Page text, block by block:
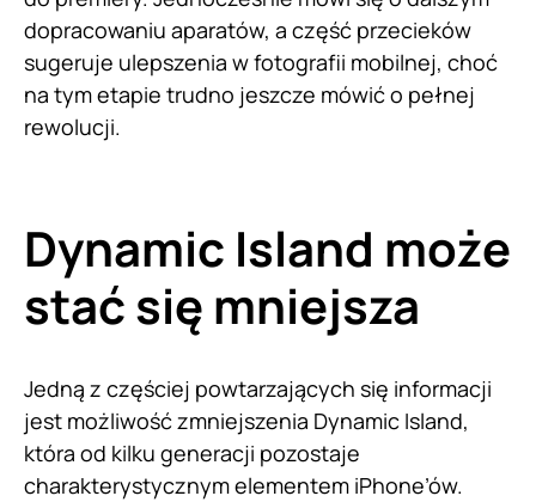
dopracowaniu aparatów, a część przecieków
sugeruje ulepszenia w fotografii mobilnej, choć
na tym etapie trudno jeszcze mówić o pełnej
rewolucji.
Dynamic Island może
stać się mniejsza
Jedną z częściej powtarzających się informacji
jest możliwość zmniejszenia Dynamic Island,
która od kilku generacji pozostaje
charakterystycznym elementem iPhone’ów.